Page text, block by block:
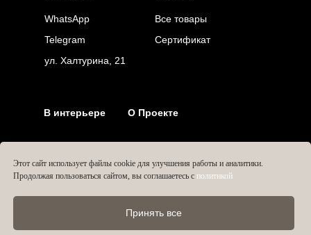
Этот сайт использует файлы cookie для улучшения работы и аналитики.
Продолжая пользоваться сайтом, вы соглашаетесь с политикой
Принять все
Сертификат
О Проекте
ул. Халтурина, 21
В интерьере
WhatsApp
Telegram
Все товары